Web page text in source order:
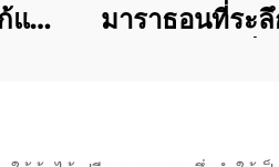
บบ
มาราธอนที่ระลึ